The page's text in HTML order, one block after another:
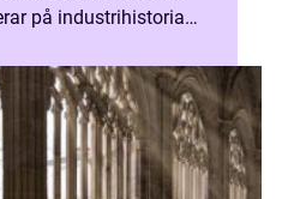
på industrihistoria